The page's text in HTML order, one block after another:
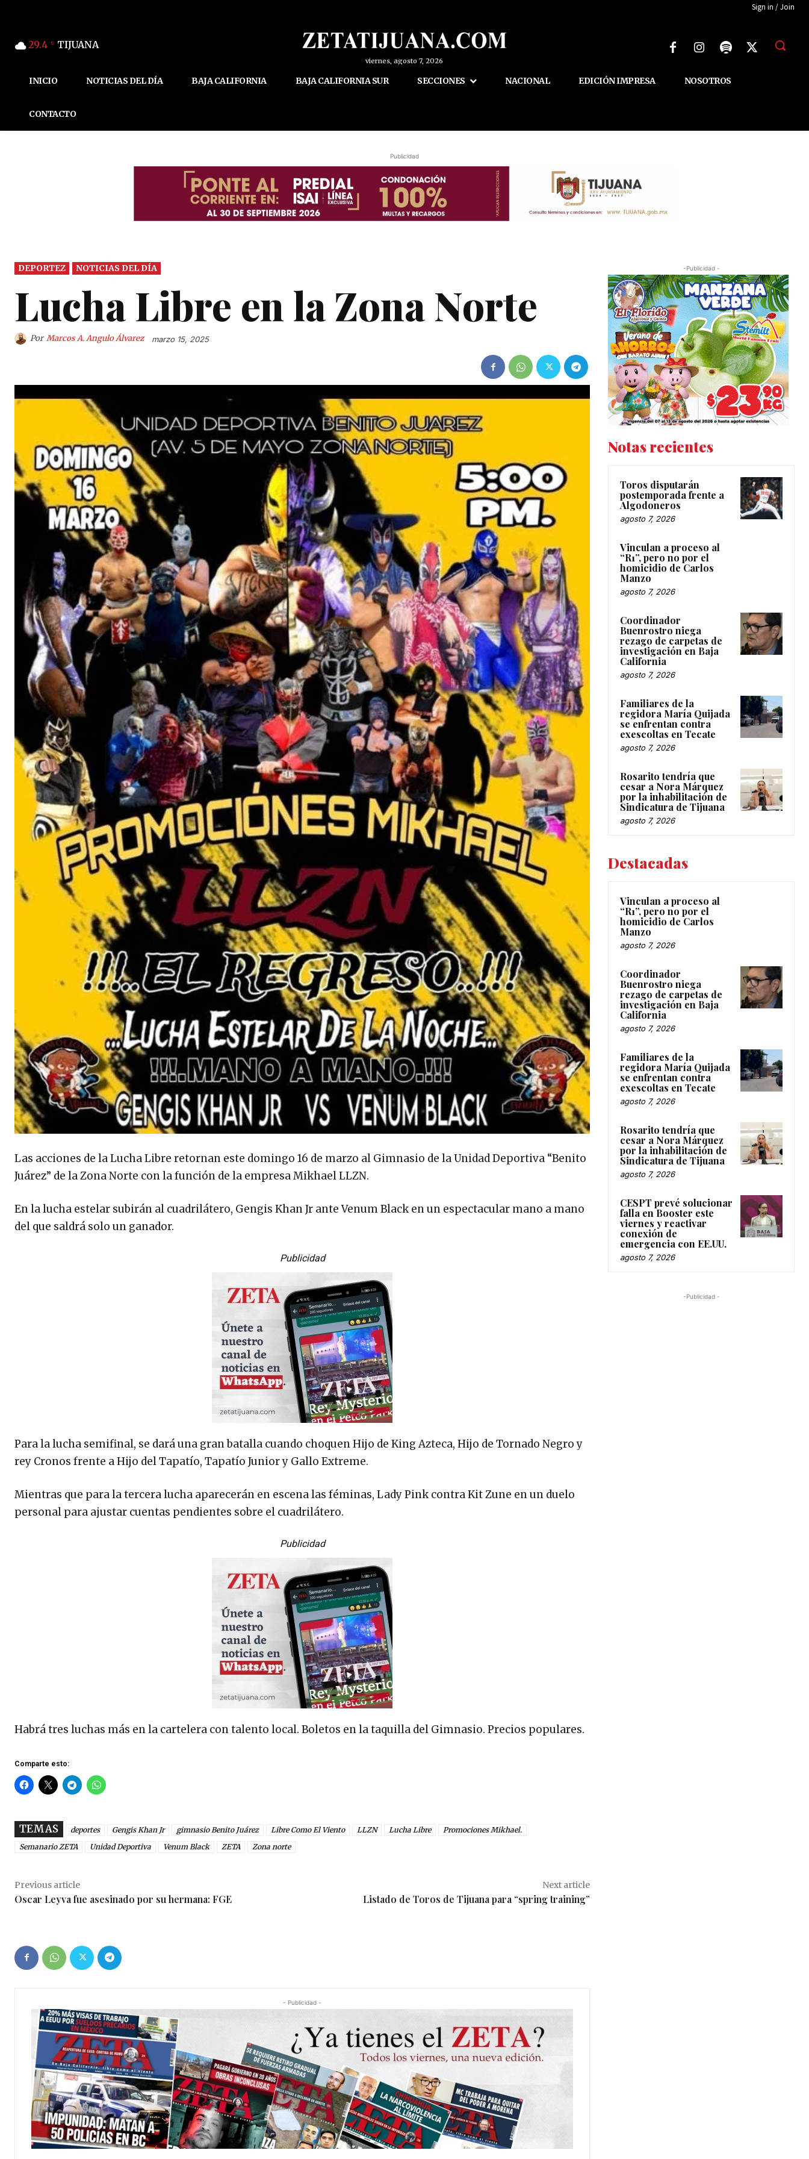
Sign in / Join
29.4 C TIJUANA
viernes, agosto 7, 2026
INICIO NOTICIAS DEL DÍA BAJA CALIFORNIA BAJA CALIFORNIA SUR SECCIONES NACIONAL EDICIÓN IMPRESA NOSOTROS
CONTACTO
Publicidad
DEPORTEZ NOTICIAS DEL DÍA
Lucha Libre en la Zona Norte
Por Marcos A. Angulo Álvarez marzo 15, 2025
Las acciones de la Lucha Libre retornan este domingo 16 de marzo al Gimnasio de la Unidad Deportiva “Benito
Juárez” de la Zona Norte con la función de la empresa Mikhael LLZN.
En la lucha estelar subirán al cuadrilátero, Gengis Khan Jr ante Venum Black en un espectacular mano a mano
del que saldrá solo un ganador.
Publicidad
Para la lucha semifinal, se dará una gran batalla cuando choquen Hijo de King Azteca, Hijo de Tornado Negro y
rey Cronos frente a Hijo del Tapatío, Tapatío Junior y Gallo Extreme.
Mientras que para la tercera lucha aparecerán en escena las féminas, Lady Pink contra Kit Zune en un duelo
personal para ajustar cuentas pendientes sobre el cuadrilátero.
Publicidad
Habrá tres luchas más en la cartelera con talento local. Boletos en la taquilla del Gimnasio. Precios populares.
Comparte esto:
TEMAS deportes Gengis Khan Jr gimnasio Benito Juárez Libre Como El Viento LLZN Lucha Libre
Promociones Mikhael.
Semanario ZETA
Unidad Deportiva Venum Black ZETA Zona norte
Previous article
Oscar Leyva fue asesinado por su hermana: FGE
Next article
Listado de Toros de Tijuana para “spring training”
- Publicidad -
-Publicidad -
Notas recientes
Toros disputarán
postemporada frente a
Algodoneros
agosto 7, 2026
Vinculan a proceso al
“R1”, pero no por el
homicidio de Carlos
Manzo
agosto 7, 2026
Coordinador
Buenrostro niega
rezago de carpetas de
investigación en Baja
California
agosto 7, 2026
Familiares de la
regidora María Quijada
se enfrentan contra
exescoltas en Tecate
agosto 7, 2026
Rosarito tendría que
cesar a Nora Márquez
por la inhabilitación de
Sindicatura de Tijuana
agosto 7, 2026
Destacadas
Vinculan a proceso al
“R1”, pero no por el
homicidio de Carlos
Manzo
agosto 7, 2026
Coordinador
Buenrostro niega
rezago de carpetas de
investigación en Baja
California
agosto 7, 2026
Familiares de la
regidora María Quijada
se enfrentan contra
exescoltas en Tecate
agosto 7, 2026
Rosarito tendría que
cesar a Nora Márquez
por la inhabilitación de
Sindicatura de Tijuana
agosto 7, 2026
CESPT prevé solucionar
falla en Booster este
viernes y reactivar
conexión de
emergencia con EE.UU.
agosto 7, 2026
-Publicidad -